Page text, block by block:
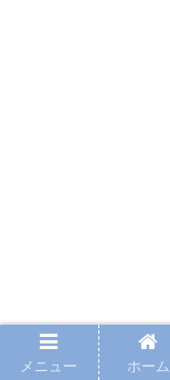
メニュー ホーム